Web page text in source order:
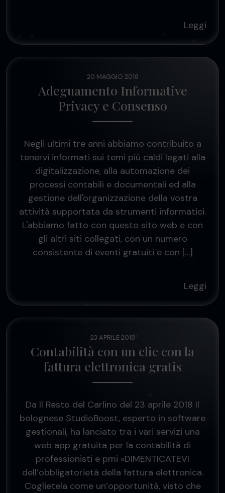
Leggi
20 MAGGIO 2018
Adeguamento Informative
Privacy e Consenso
Negli ultimi tre anni abbiamo contribuito a
tenervi informati sui temi più caldi legati alla
digitalizzazione, alla automazione dei
processi contabili e documentali ed alla
gestione dell'organizzazione della vostra
attività supportata da strumenti informatici.
L'abbiamo fatto con questo sito web e con
gli altri siti collegati, con un numero
consistente di eventi gratuiti e con […]
Leggi
23 APRILE 2018
Contabilità con un clic con la
fattura elettronica gratis
Da Il Resto del Carlino del 23 aprile 2018 Il
bolognese StudioBoost, esperto in software
gestionali, ha lanciato tra i vari servizi una
web app gratuita per la contabilità di
professionisti e pmi «DIMENTICATEVI
dell’obbligatorietà della fattura elettronica.
Coglietela come un’opportunità, visto che